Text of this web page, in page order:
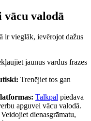
vācu valodā
ir vieglāk, ievērojot dažus
jaunus vārdus frāzēs
Trenējiet tos gan
Talkpal piedāvā
apguvei vācu valodā.
Veidojiet dienasgrāmatu,